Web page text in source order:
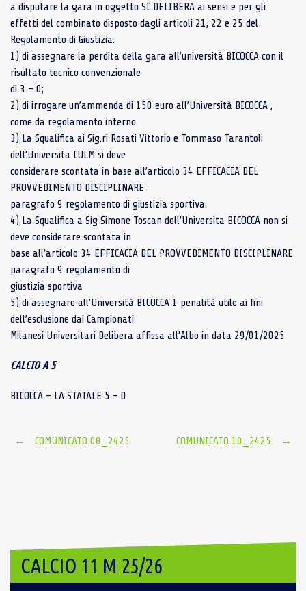
a disputare la gara in oggetto SI DELIBERA ai sensi e per gli
effetti del combinato disposto dagli articoli 21, 22 e 25 del
Regolamento di Giustizia:
1) di assegnare la perdita della gara all’università BICOCCA con il
risultato tecnico convenzionale
di 3 – 0;
2) di irrogare un’ammenda di 150 euro all’Università BICOCCA ,
come da regolamento interno
3) La Squalifica ai Sig.ri Rosati Vittorio e Tommaso Tarantoli
dell’Universita IULM si deve
considerare scontata in base all’articolo 34 EFFICACIA DEL
PROVVEDIMENTO DISCIPLINARE
paragrafo 9 regolamento di giustizia sportiva.
4) La Squalifica a Sig Simone Toscan dell’Universita BICOCCA non si
deve considerare scontata in
base all’articolo 34 EFFICACIA DEL PROVVEDIMENTO DISCIPLINARE
paragrafo 9 regolamento di
giustizia sportiva
5) di assegnare all’Università BICOCCA 1 penalità utile ai fini
dell’esclusione dai Campionati
Milanesi Universitari Delibera affissa all’Albo in data 29/01/2025
CALCIO A 5
BICOCCA – LA STATALE 5 – 0
Post
← COMUNICATO 08_2425 COMUNICATO 10_2425 →
CALCIO 11 M 25/26